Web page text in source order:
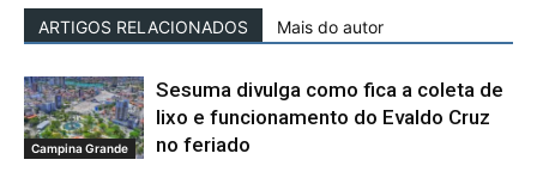
ARTIGOS RELACIONADOS Mais do autor
Campina Grande
Sesuma divulga como fica a coleta de
lixo e funcionamento do Evaldo Cruz
no feriado